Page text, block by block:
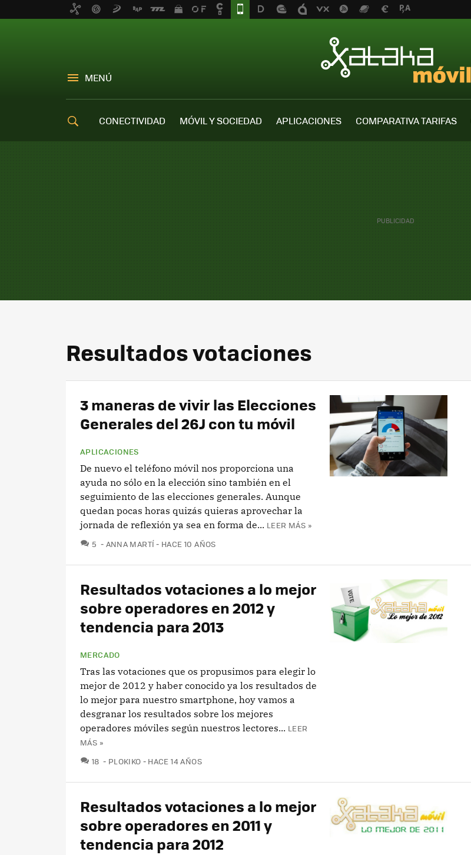
MENÚ
CONECTIVIDAD MÓVIL Y SOCIEDAD APLICACIONES COMPARATIVA TARIFAS
Resultados votaciones
3 maneras de vivir las Elecciones
Generales del 26J con tu móvil
APLICACIONES
De nuevo el teléfono móvil nos proporciona una
ayuda no sólo en la elección sino también en el
seguimiento de las elecciones generales. Aunque
quedan pocas horas quizás quieras aprovechar la
jornada de reflexión ya sea en forma de... LEER MÁS »
5 COMENTARIOS
ANNA MARTÍ HACE 10 AÑOS
Resultados votaciones a lo mejor
sobre operadores en 2012 y
tendencia para 2013
MERCADO
Tras las votaciones que os propusimos para elegir lo
mejor de 2012 y haber conocido ya los resultados de
lo mejor para nuestro smartphone, hoy vamos a
desgranar los resultados sobre los mejores
operadores móviles según nuestros lectores... LEER
MÁS »
18 COMENTARIOS
PLOKIKO HACE 14 AÑOS
Resultados votaciones a lo mejor
sobre operadores en 2011 y
tendencia para 2012